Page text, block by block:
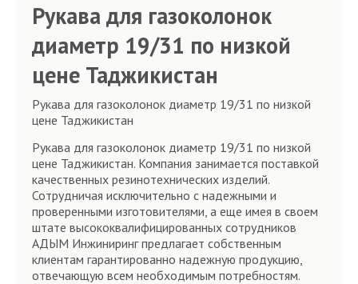
Рукава для газоколонок
диаметр 19/31 по низкой
цене Таджикистан
Рукава для газоколонок диаметр 19/31 по низкой
цене Таджикистан
Рукава для газоколонок диаметр 19/31 по низкой
цене Таджикистан. Компания занимается поставкой
качественных резинотехнических изделий.
Сотрудничая исключительно с надежными и
проверенными изготовителями, а еще имея в своем
штате высококвалифицированных сотрудников
АДЫМ Инжиниринг предлагает собственным
клиентам гарантированно надежную продукцию,
отвечающую всем необходимым потребностям.